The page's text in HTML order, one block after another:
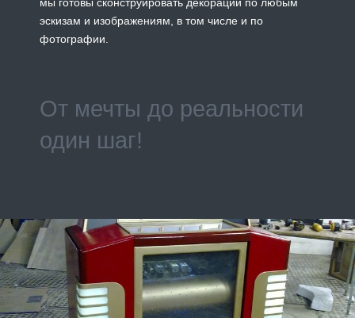
эскизам и изображениям, в том числе и по
фотографии.
От мечты до реальности
один шаг!